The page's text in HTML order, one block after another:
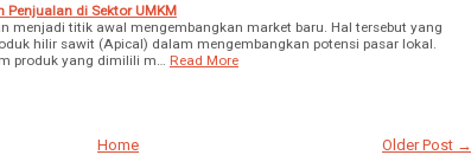
Penjualan di Sektor UMKM
menjadi titik awal mengembangkan market baru. Hal tersebut yang
hilir sawit (Apical) dalam mengembangkan potensi pasar lokal.
produk yang dimilili m…
Read More
Older Post →
Home